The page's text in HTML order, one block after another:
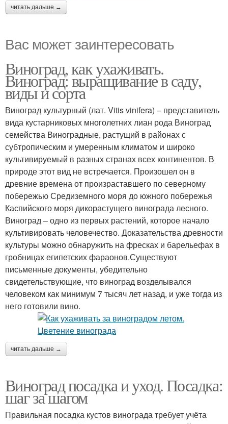
читать дальше →
Вас может заинтересовать
Виноград, как ухаживать.
Виноград: выращивание в саду,
виды и сорта
Виноград культурный (лат. Vitis vinifera) – представитель
вида кустарниковых многолетних лиан рода Виноград
семейства Виноградные, растущий в районах с
субтропическим и умеренным климатом и широко
культивируемый в разных странах всех континентов. В
природе этот вид не встречается. Произошел он в
древние времена от произраставшего по северному
побережью Средиземного моря до южного побережья
Каспийского моря дикорастущего винограда лесного.
Виноград – одно из первых растений, которое начало
культивировать человечество. Доказательства древности
культуры можно обнаружить на фресках и барельефах в
гробницах египетских фараонов.Существуют
письменные документы, убедительно
свидетельствующие, что виноград возделывался
человеком как минимум 7 тысяч лет назад, и уже тогда из
него готовили вино.
читать дальше →
Виноград посадка и уход. Посадка:
шаг за шагом
Правильная посадка кустов винограда требует учёта